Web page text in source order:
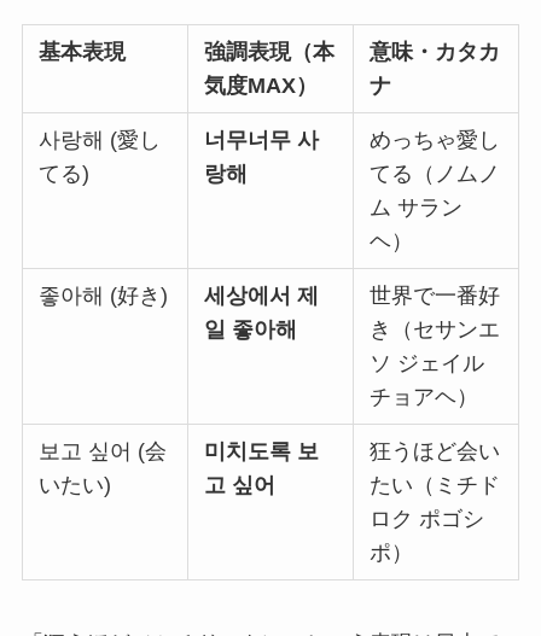
基本表現
強調表現（本
気度MAX）
意味・カタカ
ナ
사랑해 (愛し
てる)
너무너무 사
랑해
めっちゃ愛し
てる（ノムノ
ム サラン
ヘ）
좋아해 (好き)
세상에서 제
일 좋아해
世界で一番好
き（セサンエ
ソ ジェイル
チョアヘ）
보고 싶어 (会
いたい)
미치도록 보
고 싶어
狂うほど会い
たい（ミチド
ロク ポゴシ
ポ）